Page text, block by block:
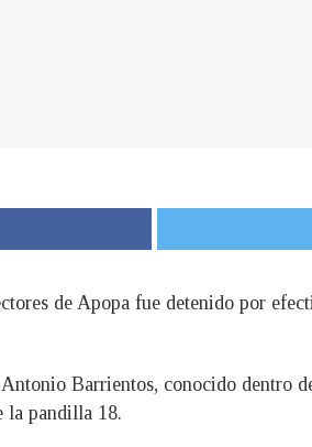
de Apopa fue detenido por
Barrientos, conocido dentro
la pandilla 18.